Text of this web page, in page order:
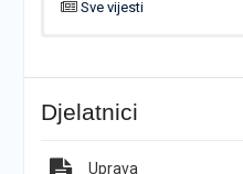
Sve vijesti
Popis udžbenika
Natječaj za upis
pravom javnosti
Djelatnici
Uprava